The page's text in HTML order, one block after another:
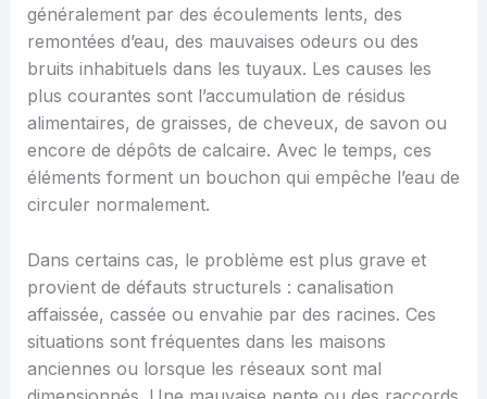
généralement par des écoulements lents, des
remontées d’eau, des mauvaises odeurs ou des
bruits inhabituels dans les tuyaux. Les causes les
plus courantes sont l’accumulation de résidus
alimentaires, de graisses, de cheveux, de savon ou
encore de dépôts de calcaire. Avec le temps, ces
éléments forment un bouchon qui empêche l’eau de
circuler normalement.
Dans certains cas, le problème est plus grave et
provient de défauts structurels : canalisation
affaissée, cassée ou envahie par des racines. Ces
situations sont fréquentes dans les maisons
anciennes ou lorsque les réseaux sont mal